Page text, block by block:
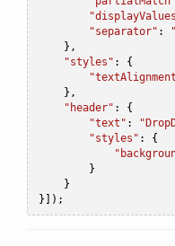
"separator" :
},
"styles" :
{
},
"header" :
{
"text" :
"styles" :
{
}
}
}]);